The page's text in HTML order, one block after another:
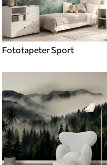
Fototapeter Sport